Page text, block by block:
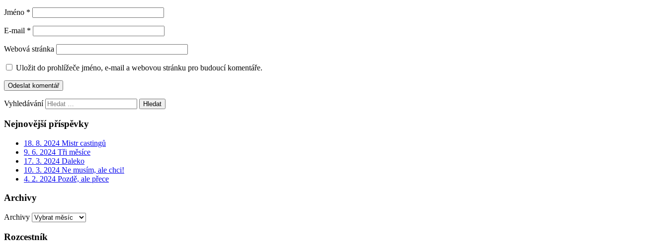
Jméno *
E-mail *
Webová stránka
Uložit do prohlížeče jméno, e-mail a webovou stránku pro budoucí komentáře.
Vyhledávání
Nejnovější příspěvky
18. 8. 2024 Mistr castingů
9. 6. 2024 Tři měsíce
17. 3. 2024 Daleko
10. 3. 2024 Ne musím, ale chci!
4. 2. 2024 Pozdě, ale přece
Archivy
Archivy
Rozcestník